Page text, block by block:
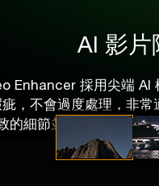
AI 影片
Enhancer 採用尖端 AI
，不會過度處理，非常
的細節並
大幅降低噪點